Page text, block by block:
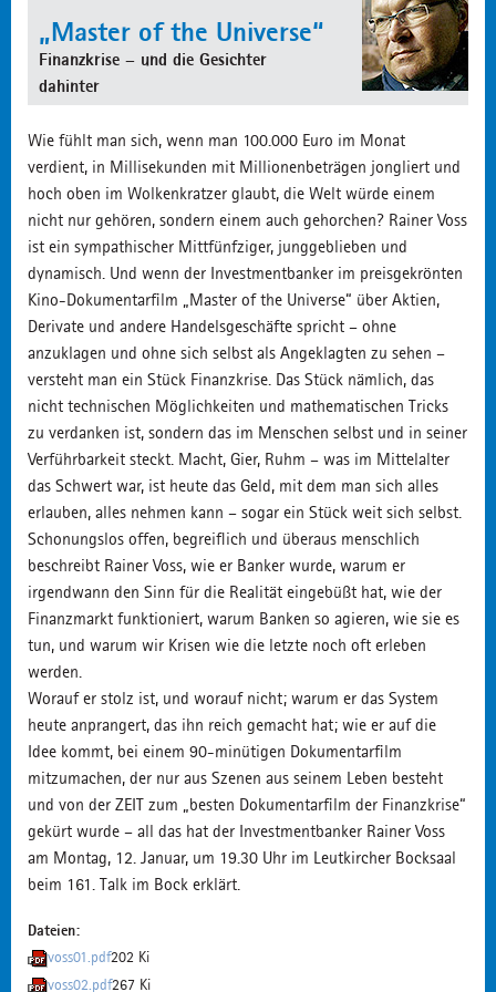
„Master of the Universe“
Finanzkrise – und die Gesichter
dahinter
Wie fühlt man sich, wenn man 100.000 Euro im Monat
verdient, in Millisekunden mit Millionenbeträgen jongliert und
hoch oben im Wolkenkratzer glaubt, die Welt würde einem
nicht nur gehören, sondern einem auch gehorchen? Rainer Voss
ist ein sympathischer Mittfünfziger, junggeblieben und
dynamisch. Und wenn der Investmentbanker im preisgekrönten
Kino-Dokumentarfilm „Master of the Universe“ über Aktien,
Derivate und andere Handelsgeschäfte spricht – ohne
anzuklagen und ohne sich selbst als Angeklagten zu sehen –
versteht man ein Stück Finanzkrise. Das Stück nämlich, das
nicht technischen Möglichkeiten und mathematischen Tricks
zu verdanken ist, sondern das im Menschen selbst und in seiner
Verführbarkeit steckt. Macht, Gier, Ruhm – was im Mittelalter
das Schwert war, ist heute das Geld, mit dem man sich alles
erlauben, alles nehmen kann – sogar ein Stück weit sich selbst.
Schonungslos offen, begreiflich und überaus menschlich
beschreibt Rainer Voss, wie er Banker wurde, warum er
irgendwann den Sinn für die Realität eingebüßt hat, wie der
Finanzmarkt funktioniert, warum Banken so agieren, wie sie es
tun, und warum wir Krisen wie die letzte noch oft erleben
werden.
Worauf er stolz ist, und worauf nicht; warum er das System
heute anprangert, das ihn reich gemacht hat; wie er auf die
Idee kommt, bei einem 90-minütigen Dokumentarfilm
mitzumachen, der nur aus Szenen aus seinem Leben besteht
und von der ZEIT zum „besten Dokumentarfilm der Finanzkrise“
gekürt wurde – all das hat der Investmentbanker Rainer Voss
am Montag, 12. Januar, um 19.30 Uhr im Leutkircher Bocksaal
beim 161. Talk im Bock erklärt.
Dateien:
voss01.pdf202 Ki
voss02.pdf267 Ki